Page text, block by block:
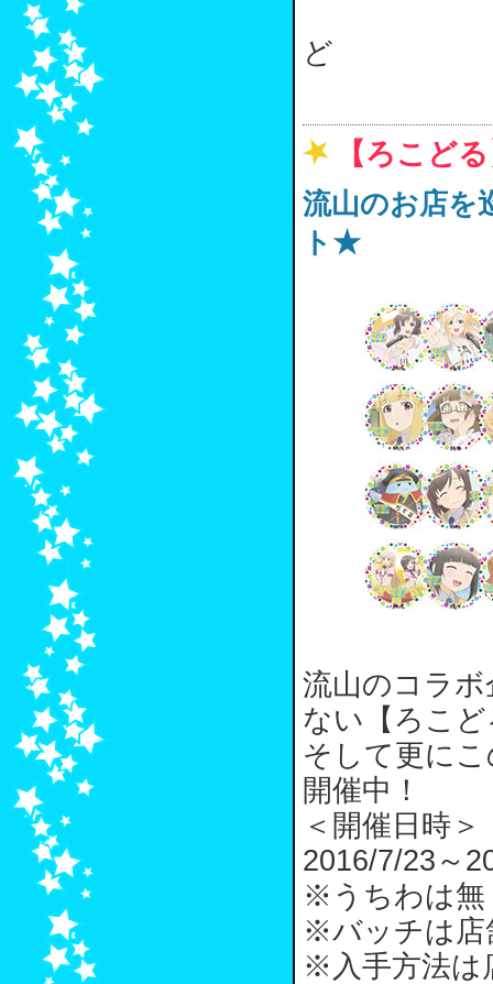
ど
【ろこど
流山のお店を
ト★
流山のコラ
ない【ろこ
そして更に
開催中！
＜開催日時＞
2016/7/23～
※うちわは無
※バッチは店
※入手方法は